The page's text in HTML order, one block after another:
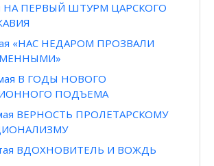
НА ПЕРВЫЙ ШТУРМ ЦАРСКОГО
«НАС НЕДАРОМ ПРОЗВАЛИ
В ГОДЫ НОВОГО
ПОДЪЕМА
ВЕРНОСТЬ ПРОЛЕТАРСКОМУ
ВДОХНОВИТЕЛЬ И ВОЖДЬ